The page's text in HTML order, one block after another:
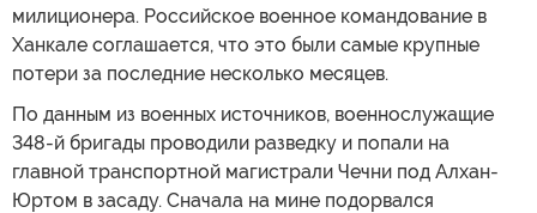
милиционера. Российское военное командование в
Ханкале соглашается, что это были самые крупные
потери за последние несколько месяцев.
По данным из военных источников, военнослужащие
348-й бригады проводили разведку и попали на
главной транспортной магистрали Чечни под Алхан-
Юртом в засаду. Сначала на мине подорвался